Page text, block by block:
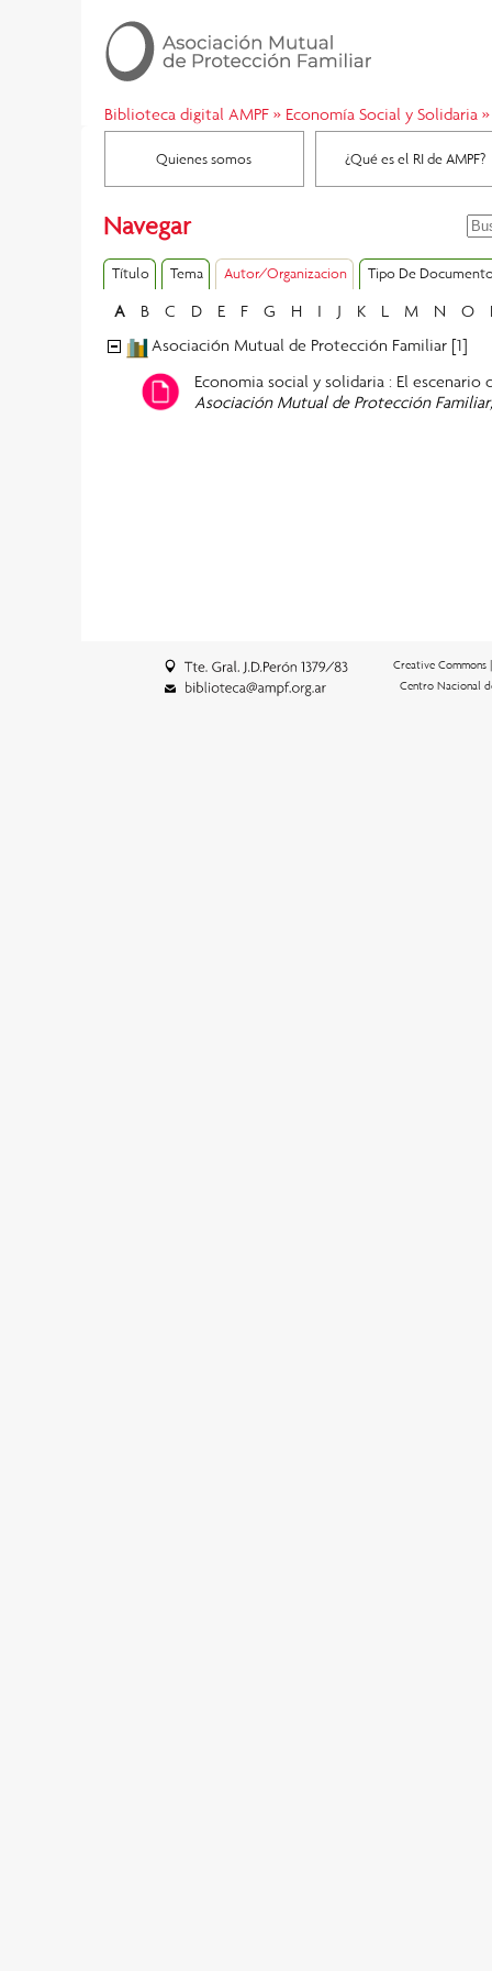
Biblioteca digital AMPF» Economía Social y Solidaria »
Quienes somos ¿Qué es el RI de AMPF?
Navegar
Título Tema Autor/Organizacion Tipo De
A B C D E F G H I J K L M N O
Asociación Mutual de Protección Familiar [1]
Economia social y solidaria : El escenario
Asociación Mutual de Protección
Creative Commons
Centro Nacional